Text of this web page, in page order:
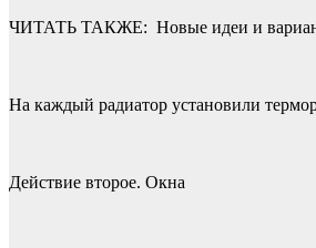
ЧИТАТЬ ТАКЖЕ: Новые идеи и
На каждый радиатор установили
Действие второе. Окна